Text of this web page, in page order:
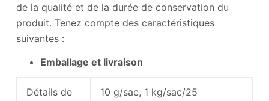
de la qualité et de la durée de conservation du
produit. Tenez compte des caractéristiques
suivantes :
Emballage et livraison
Détails de
10 g/sac, 1 kg/sac/25